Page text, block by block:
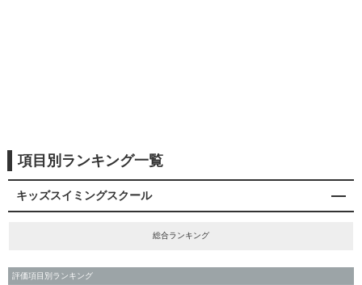
項目別ランキング一覧
キッズスイミングスクール
総合ランキング
評価項目別ランキング